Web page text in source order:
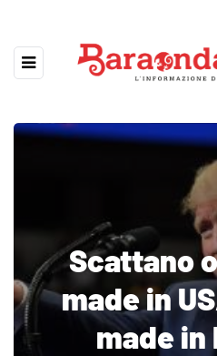
Scattano
made in
made in